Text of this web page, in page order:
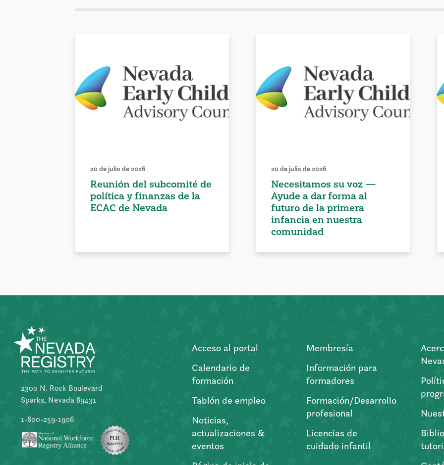
20 de julio de 2026
Reunión del subcomité de
política y finanzas de la
ECAC de Nevada
20 de julio de 2026
Necesitamos su voz —
Ayude a dar forma al
futuro de la primera
infancia en nuestra
comunidad
2300 N. Rock Boulevard
Sparks, Nevada 89431
1-800-259-1906
Acceso al portal
Calendario de
formación
Tablón de empleo
Noticias,
actualizaciones &
eventos
Membresía
Información para
formadores
Formación/Desarrollo
profesional
Licencias de
cuidado infantil